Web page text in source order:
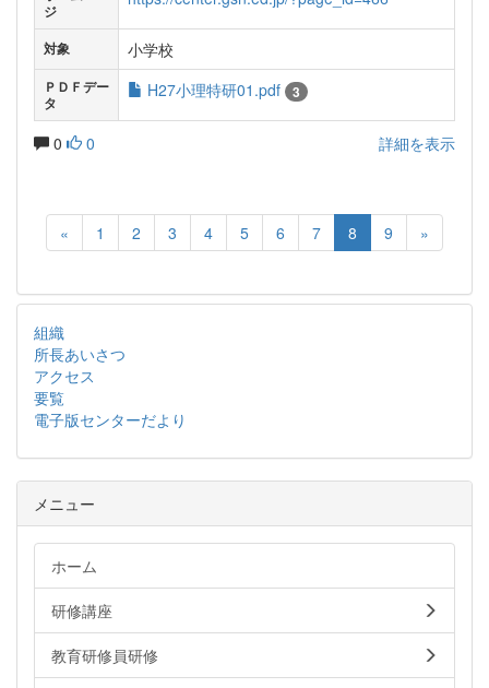
ジ
対象 小学校
ＰＤＦデー
タ
H27小理特研01.pdf 3
0 0 詳細を表示
« 1 2 3 4 5 6 7 8 9 »
組織
所長あいさつ
アクセス
要覧
電子版センターだより
メニュー
ホーム
研修講座
教育研修員研修